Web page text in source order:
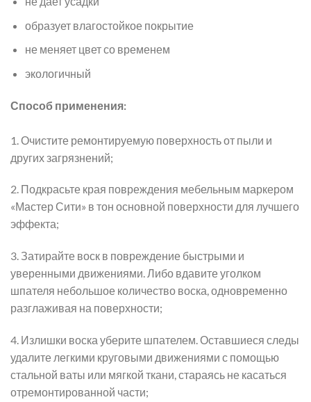
образует влагостойкое покрытие
не меняет цвет со временем
экологичный
Способ применения:
1. Очистите ремонтируемую поверхность от пыли и
других загрязнений;
2. Подкрасьте края повреждения мебельным маркером
«Мастер Сити» в тон основной поверхности для лучшего
эффекта;
3. Затирайте воск в повреждение быстрыми и
уверенными движениями. Либо вдавите уголком
шпателя небольшое количество воска, одновременно
разглаживая на поверхности;
4. Излишки воска уберите шпателем. Оставшиеся следы
удалите легкими круговыми движениями с помощью
стальной ваты или мягкой ткани, стараясь не касаться
отремонтированной части;